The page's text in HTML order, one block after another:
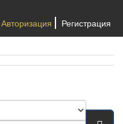
Авторизация
Регистрация